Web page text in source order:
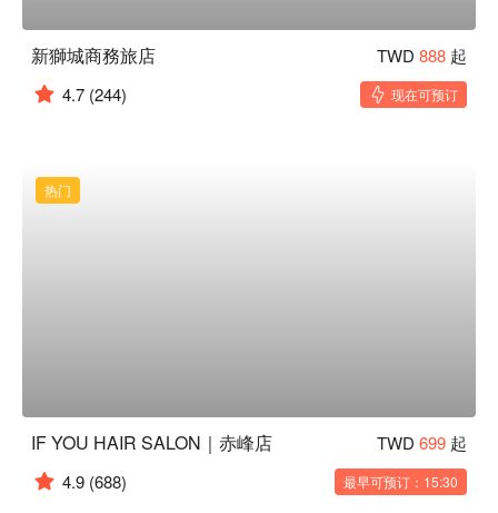
新獅城商務旅店 TWD 888 起
4.7 (244) 现在可预订
热门
IF YOU HAIR SALON｜赤峰店 TWD 699 起
4.9 (688) 最早可预订：15:30